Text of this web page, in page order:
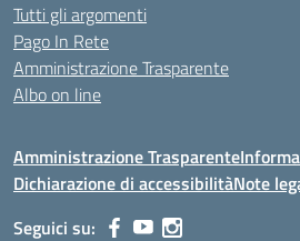
Tutti gli argomenti
Pago In Rete
Amministrazione Trasparente
Albo on line
Amministrazione Trasparente
Dichiarazione di accessibilitàNote
Seguici su: